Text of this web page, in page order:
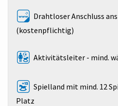
Drahtloser Anschluss
(kostenpflichtig)
Aktivitätsleiter - mind.
Spielland mit mind. 12
Platz